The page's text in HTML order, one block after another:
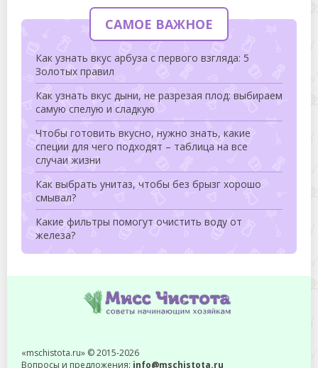
САМОЕ ВАЖНОЕ
Как узнать вкус арбуза с первого взгляда: 5
Золотых правил
Как узнать вкус дыни, не разрезая плод: выбираем
самую спелую и сладкую
Чтобы готовить вкусно, нужно знать, какие
специи для чего подходят – таблица на все
случаи жизни
Как выбрать унитаз, чтобы без брызг хорошо
смывал?
Какие фильтры помогут очистить воду от
железа?
«mschistota.ru» © 2015-2026
Вопросы и предложения: info@mschistota.ru